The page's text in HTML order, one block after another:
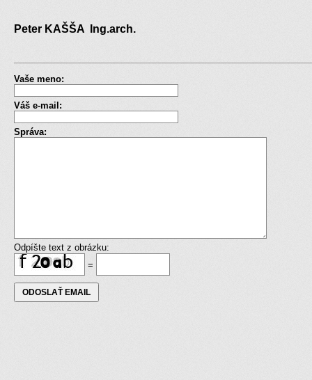
Peter KAŠŠA Ing.arch.
Vaše meno:
Váš e-mail:
Správa:
Odpíšte text z obrázku:
=